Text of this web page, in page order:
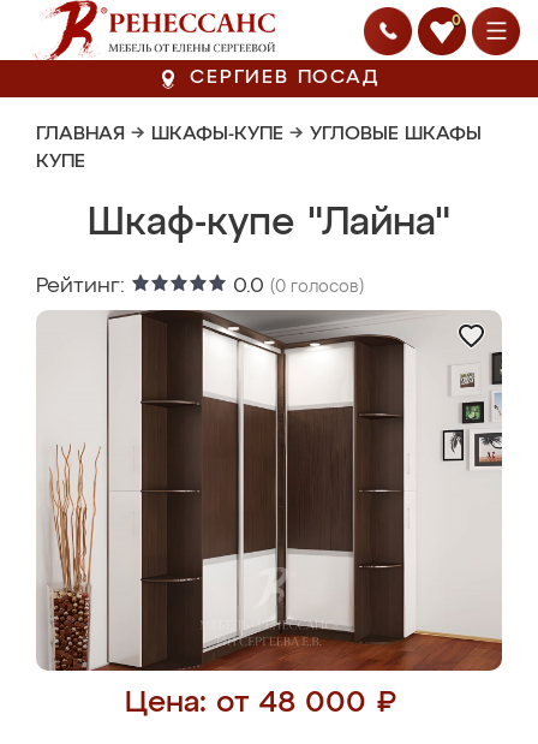
0
СЕРГИЕВ ПОСАД
ГЛАВНАЯ → ШКАФЫ-КУПЕ → УГЛОВЫЕ ШКАФЫ
КУПЕ
Шкаф-купе "Лайна"
Рейтинг: 0.0 (0 голосов)
Цена: от 48 000 ₽